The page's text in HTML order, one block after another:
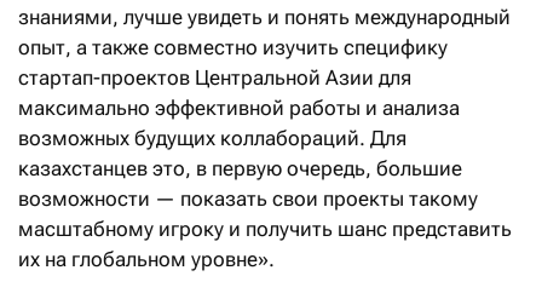
знаниями, лучше увидеть и понять международный
опыт, а также совместно изучить специфику
стартап-проектов Центральной Азии для
максимально эффективной работы и анализа
возможных будущих коллабораций. Для
казахстанцев это, в первую очередь, большие
возможности — показать свои проекты такому
масштабному игроку и получить шанс представить
их на глобальном уровне».